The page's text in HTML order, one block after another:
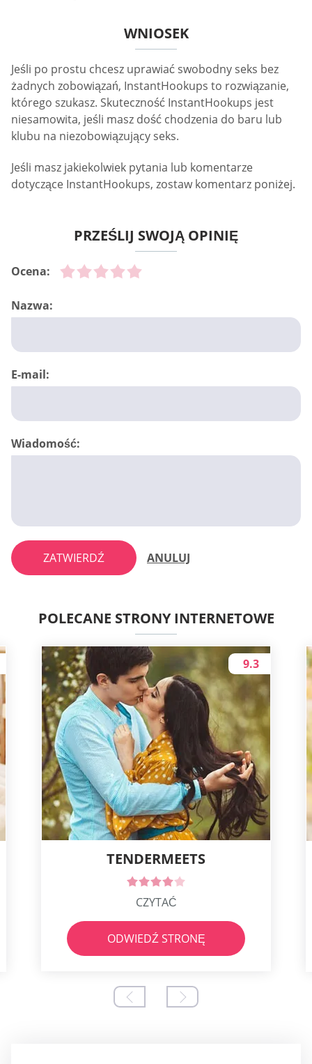
WNIOSEK
Jeśli po prostu chcesz uprawiać swobodny seks bez
żadnych zobowiązań, InstantHookups to rozwiązanie,
którego szukasz. Skuteczność InstantHookups jest
niesamowita, jeśli masz dość chodzenia do baru lub
klubu na niezobowiązujący seks.
Jeśli masz jakiekolwiek pytania lub komentarze
dotyczące InstantHookups, zostaw komentarz poniżej.
PRZEŚLIJ SWOJĄ OPINIĘ
Ocena:
Nazwa:
E-mail:
Wiadomość:
ZATWIERDŹ ANULUJ
POLECANE STRONY INTERNETOWE
TENDERMEETS
9.3
CZYTAĆ
ODWIEDŹ STRONĘ